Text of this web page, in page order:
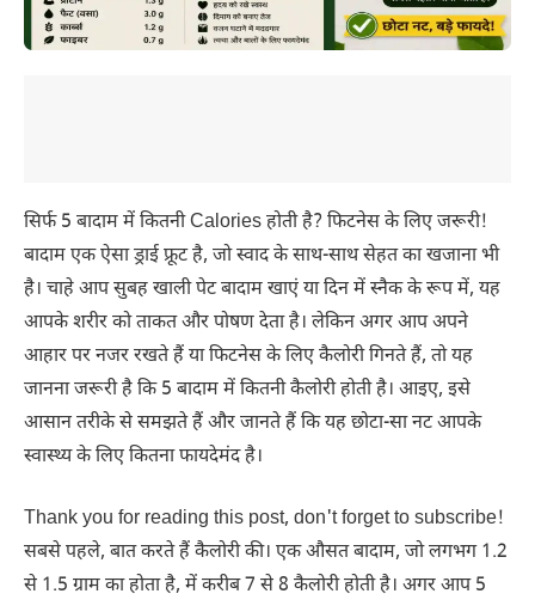
सिर्फ 5 बादाम में कितनी Calories होती है? फिटनेस के लिए जरूरी!
बादाम एक ऐसा ड्राई फ्रूट है, जो स्वाद के साथ-साथ सेहत का खजाना भी
है। चाहे आप सुबह खाली पेट बादाम खाएं या दिन में स्नैक के रूप में, यह
आपके शरीर को ताकत और पोषण देता है। लेकिन अगर आप अपने
आहार पर नजर रखते हैं या फिटनेस के लिए कैलोरी गिनते हैं, तो यह
जानना जरूरी है कि 5 बादाम में कितनी कैलोरी होती है। आइए, इसे
आसान तरीके से समझते हैं और जानते हैं कि यह छोटा-सा नट आपके
स्वास्थ्य के लिए कितना फायदेमंद है।
Thank you for reading this post, don't forget to subscribe!
सबसे पहले, बात करते हैं कैलोरी की। एक औसत बादाम, जो लगभग 1.2
से 1.5 ग्राम का होता है, में करीब 7 से 8 कैलोरी होती है। अगर आप 5